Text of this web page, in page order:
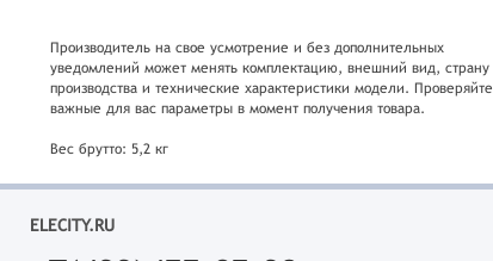
Производитель на свое усмотрение и без дополнительных
уведомлений может менять комплектацию, внешний вид, страну
производства и технические характеристики модели. Проверяйте
важные для вас параметры в момент получения товара.
Вес брутто: 5,2 кг
ELECITY.RU